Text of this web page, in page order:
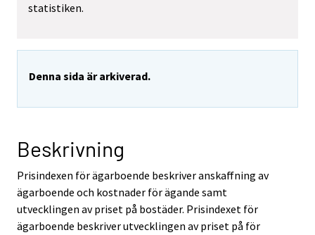
statistiken.
Denna sida är arkiverad.
Beskrivning
Prisindexen för ägarboende beskriver anskaffning av
ägarboende och kostnader för ägande samt
utvecklingen av priset på bostäder. Prisindexet för
ägarboende beskriver utvecklingen av priset på för